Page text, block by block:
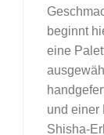
beginnt
eine
und einer
Shisha-